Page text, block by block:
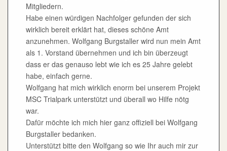
Mitgliedern.
Habe einen würdigen Nachfolger gefunden der sich
wirklich bereit erklärt hat, dieses schöne Amt
anzunehmen. Wolfgang Burgstaller wird nun mein Amt
als 1. Vorstand übernehmen und ich bin überzeugt
dass er das genauso lebt wie ich es 25 Jahre gelebt
habe, einfach gerne.
Wolfgang hat mich wirklich enorm bei unserem Projekt
MSC Trialpark unterstützt und überall wo Hilfe nötg
war.
Dafür möchte ich mich hier ganz offiziell bei Wolfgang
Burgstaller bedanken.
Unterstützt bitte den Wolfgang so wie Ihr auch mir zur